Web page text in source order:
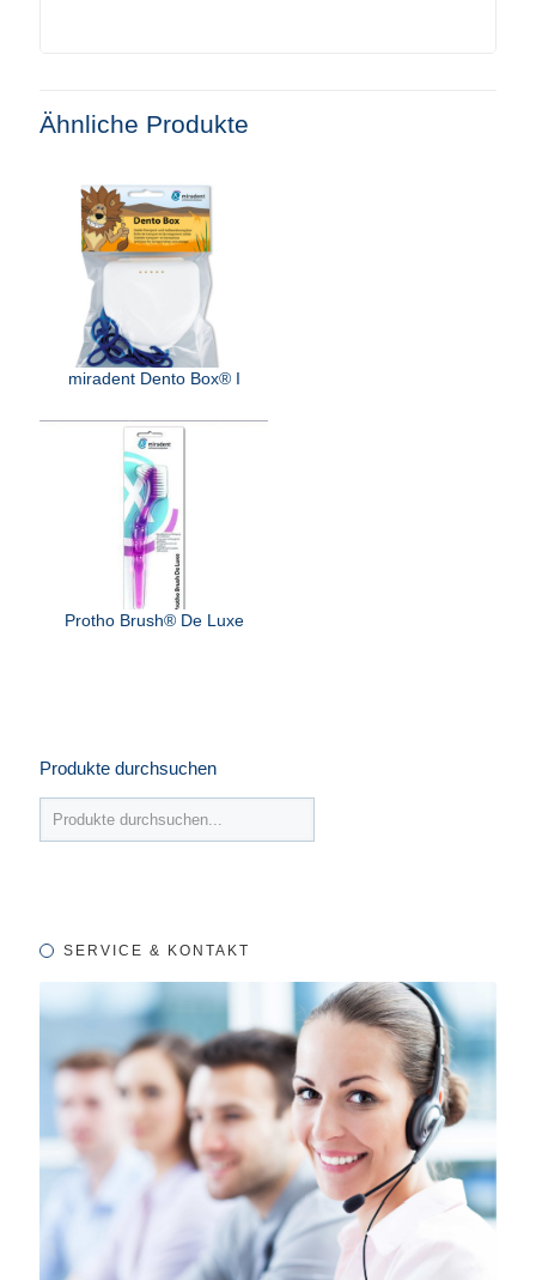
Ähnliche Produkte
miradent Dento Box® I
Protho Brush® De Luxe
Produkte durchsuchen
SERVICE & KONTAKT